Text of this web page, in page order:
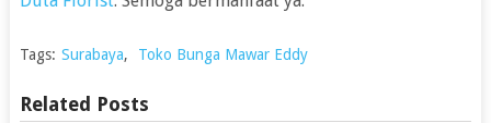
Tags: Surabaya, Toko Bunga Mawar Eddy
Related Posts